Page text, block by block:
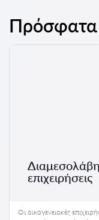
επιχειρήσεις
Οι οικογενειακές